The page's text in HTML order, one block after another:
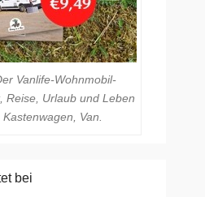
Vanlife-Wohnmobil-
Reise, Urlaub und Leben
Van.
bei